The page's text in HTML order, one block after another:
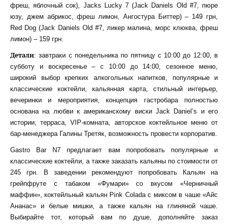
фреш, яблочный сок), Jacks Lucky 7 (Jack Daniels Old #7, пюре
юзу, джем абрикос, фреш лимон, Ангостура Биттер) – 149 грн,
Red Dog (Jack Daniels Old #7, ликер малина, морс клюква, фреш
лимон) – 159 грн.
Детали: завтраки с понедельника по пятницу с 10:00 до 12:00, в
субботу и воскресенье – с 10:00 до 14:00, сезонное меню,
широкий выбор крепких алкогольных напитков, популярные и
классические коктейли, кальянная карта, стильный интерьер,
вечеринки и мероприятия, концепция гастробара полностью
основана на любви к американскому виски Jack Daniel’s и его
истории, терраса, VIP-комната, авторское коктейльное меню от
бар-менеджера Галины Третяк, возможность провести корпоратив.
Gastro Bar N7 предлагает вам попробовать популярные и
классические коктейли, а также заказать кальяны по стоимости от
245 грн. В заведении рекомендуют попробовать Кальян на
грейпфруте с табаком «Фумари» со вкусом «Черничный
маффин», коктейльный кальян Pink Colada с миксом в чаше «Айс
Ананас» и белые мишки, а также кальян на глиняной чаше.
Выбирайте тот, который вам по душе, дополняйте заказ